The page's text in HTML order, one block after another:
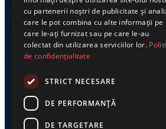
Casa de editură Exclusiv
cu partenerii noștri de publicitate și
care le pot combina cu alte informații pe
care le-ați furnizat sau pe care le-au
colectat din utilizarea serviciilor lor.
de confidențialitate
STRICT NECESARE
DE PERFORMANȚĂ
DE TARGETARE